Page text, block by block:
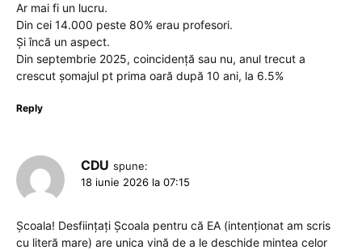
Ar mai fi un lucru.
Din cei 14.000 peste 80% erau profesori.
Și încă un aspect.
Din septembrie 2025, coincidență sau nu, anul trecut a
crescut șomajul pt prima oară după 10 ani, la 6.5%
Reply
CDU spune:
18 iunie 2026 la 07:15
Școala! Desființați Școala pentru că EA (intenționat am scris
cu literă mare) are unica vină de a le deschide mintea celor